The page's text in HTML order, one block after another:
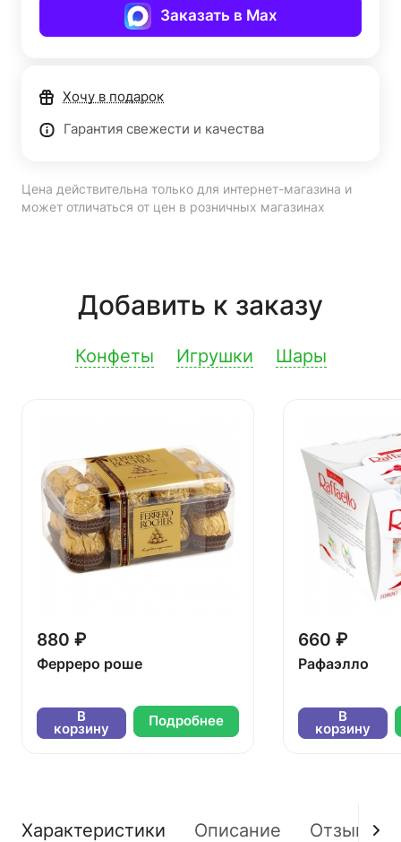
Заказать в Max
Хочу в подарок
Гарантия свежести и качества
Цена действительна только для интернет-магазина и
может отличаться от цен в розничных магазинах
Добавить к заказу
Конфеты Игрушки Шары
880 ₽
Ферреро роше
В
корзину Подробнее
660 ₽
Рафаэлло
В
корзину
Характеристики Описание Отзывы